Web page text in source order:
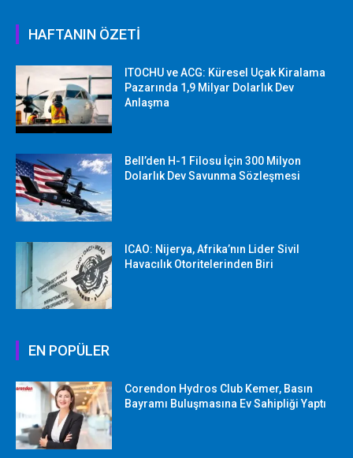
HAFTANIN ÖZETİ
ITOCHU ve ACG: Küresel Uçak Kiralama
Pazarında 1,9 Milyar Dolarlık Dev
Anlaşma
Bell’den H-1 Filosu İçin 300 Milyon
Dolarlık Dev Savunma Sözleşmesi
ICAO: Nijerya, Afrika’nın Lider Sivil
Havacılık Otoritelerinden Biri
EN POPÜLER
Corendon Hydros Club Kemer, Basın
Bayramı Buluşmasına Ev Sahipliği Yaptı